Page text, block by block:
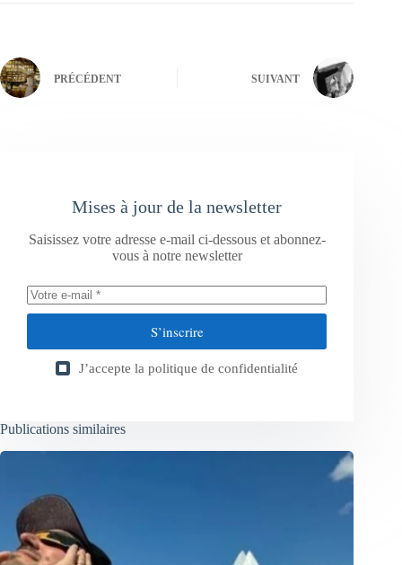
PRÉCÉDENT SUIVANT
Mises à jour de la newsletter
Saisissez votre adresse e-mail ci-dessous et abonnez-
vous à notre newsletter
S’inscrire
J’accepte la politique de confidentialité
Publications similaires